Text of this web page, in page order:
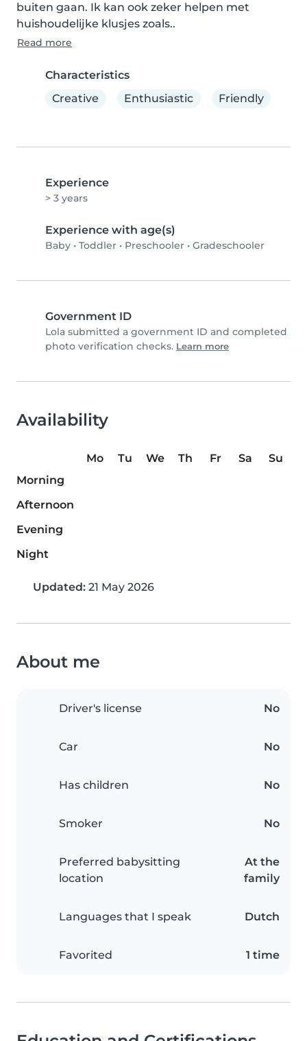
buiten gaan. Ik kan ook zeker helpen met
huishoudelijke klusjes zoals..
Read more
Characteristics
Creative
Enthusiastic Friendly
Experience
> 3 years
Experience with age(s)
Baby • Toddler • Preschooler • Gradeschooler
Government ID
Lola submitted a government ID and completed
photo verification checks. Learn more
Availability
Mo Tu We Th Fr Sa
Su
Morning
Afternoon
Evening
Night
Updated: 21 May 2026
About me
Driver's license No
Car No
Has children No
Smoker No
Preferred babysitting
location
At the
family
Languages that I speak Dutch
Favorited 1 time